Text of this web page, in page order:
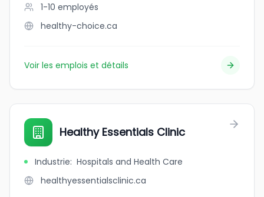
1-10 employés
healthy-choice.ca
Voir les emplois et détails
Healthy Essentials Clinic
Industrie: Hospitals and Health Care
healthyessentialsclinic.ca